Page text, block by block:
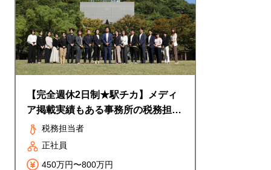
【完全週休2日制★駅チカ】メディ
ア掲載実績もある事務所の税務担当
者
税務担当者
正社員
450万円〜800万円